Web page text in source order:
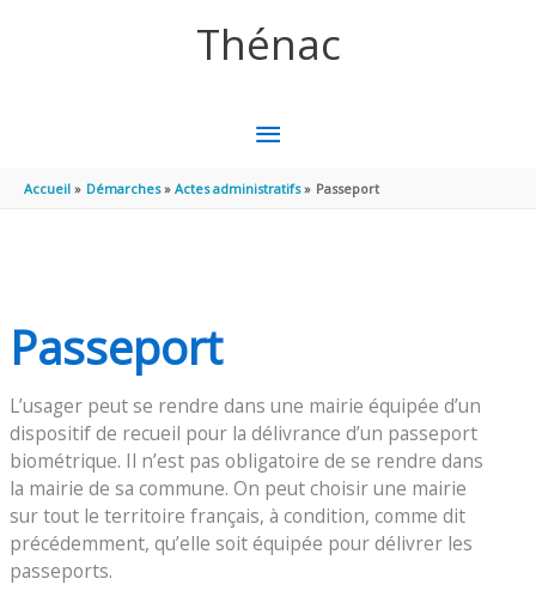
Thénac
MENU
PRINCIPAL
Accueil Démarches Actes administratifs Passeport
Passeport
L’usager peut se rendre dans une mairie équipée d’un
dispositif de recueil pour la délivrance d’un passeport
biométrique. Il n’est pas obligatoire de se rendre dans
la mairie de sa commune. On peut choisir une mairie
sur tout le territoire français, à condition, comme dit
précédemment, qu’elle soit équipée pour délivrer les
passeports.